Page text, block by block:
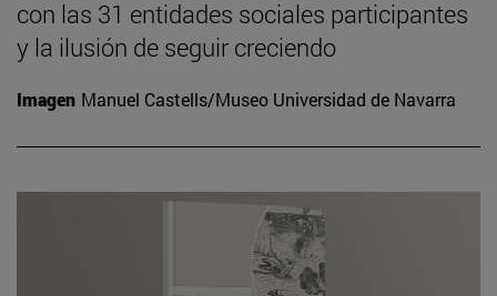
con las 31 entidades sociales participantes
y la ilusión de seguir creciendo
Imagen Manuel Castells/Museo Universidad de Navarra